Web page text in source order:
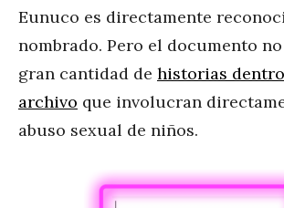
Eunuco es directamente
nombrado. Pero el documento
gran cantidad de historias
archivo que involucran
abuso sexual de niños.